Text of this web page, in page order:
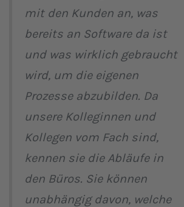
mit den Kunden an, was
bereits an Software da ist
und was wirklich gebraucht
wird, um die eigenen
Prozesse abzubilden. Da
unsere Kolleginnen und
Kollegen vom Fach sind,
kennen sie die Abläufe in
den Büros. Sie können
unabhängig davon, welche